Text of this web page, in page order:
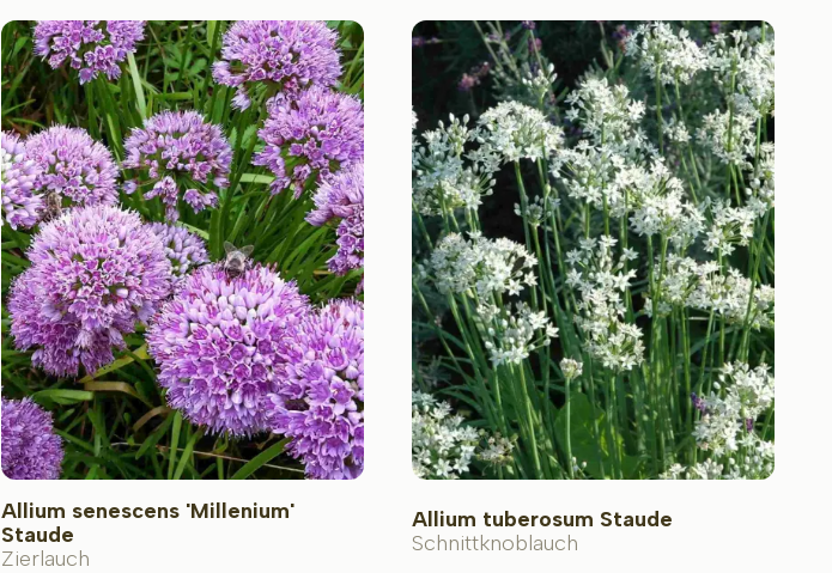
Allium senescens 'Millenium'
Staude
Zierlauch
Allium tuberosum Staude
Schnittknoblauch